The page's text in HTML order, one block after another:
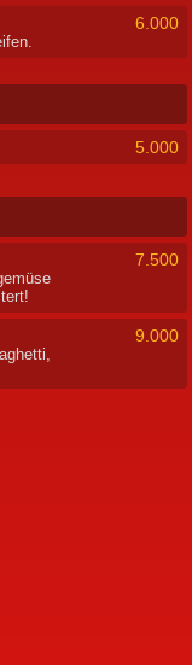
6.000
5.000
7.500
9.000